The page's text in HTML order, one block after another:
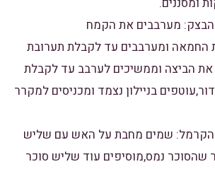
הבצק: מערבבים את הקמח
החמאה ומערבבים עד לקבלת תערובת
את הביצה וממשיכים לערבב עד לקבלת
בניילון נצמד ומכניסים למקרר
הקרמל: שמים מחבת על האש עם שליש
שהסוכר נמס,מוסיפים עוד שליש סוכר